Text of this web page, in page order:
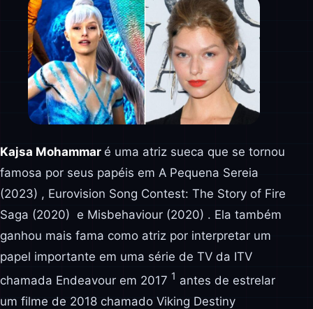
Kajsa Mohammar é uma atriz sueca que se tornou
famosa por seus papéis em A Pequena Sereia
(2023) , Eurovision Song Contest: The Story of Fire
Saga (2020) e Misbehaviour (2020) . Ela também
ganhou mais fama como atriz por interpretar um
papel importante em uma série de TV da ITV
chamada Endeavour em 2017 1 antes de estrelar
um filme de 2018 chamado Viking Destiny